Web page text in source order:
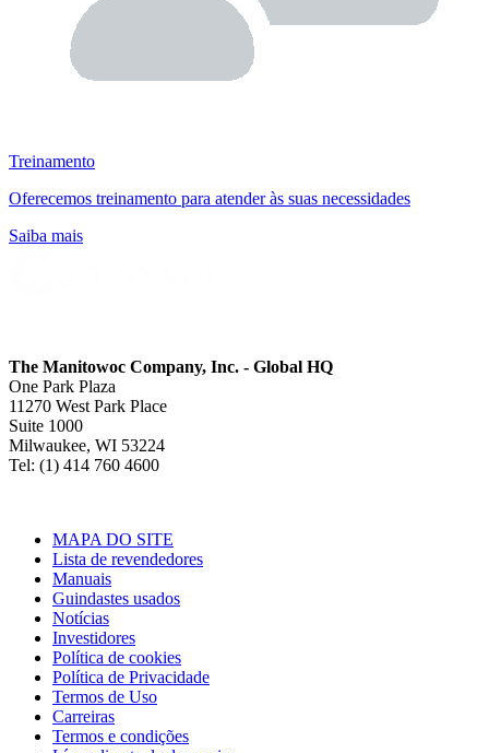
Treinamento
Oferecemos treinamento para atender às suas necessidades
Saiba mais
The Manitowoc Company, Inc. - Global HQ
One Park Plaza
11270 West Park Place
Suite 1000
Milwaukee, WI 53224
Tel: (1) 414 760 4600
MAPA DO SITE
Lista de revendedores
Manuais
Guindastes usados
Notícias
Investidores
Política de cookies
Política de Privacidade
Termos de Uso
Carreiras
Termos e condições